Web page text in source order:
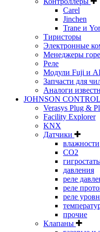
Carel
Jinchen
Trane и
Тиристоры
Электронные
Менеджеры
Реле
Модули Fuji и
Запчасти для
Аналоги
JOHNSON
Verasys Plug &
Facility Explorer
KNX
Датчики
влажности
CO2
давления
реле
реле
реле
прочие
Клапаны